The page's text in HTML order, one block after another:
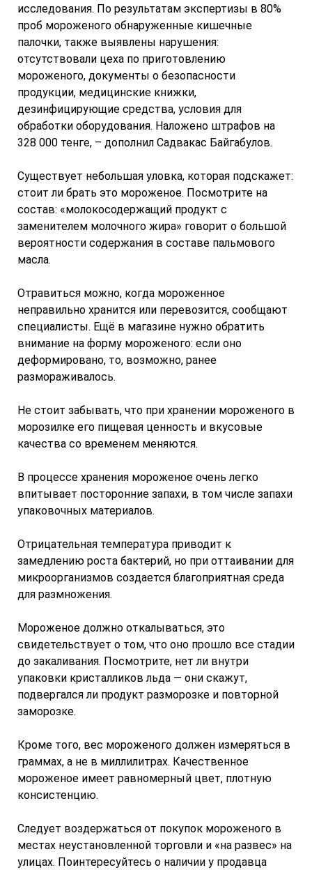
исследования. По результатам экспертизы в 80%
проб мороженого обнаруженные кишечные
палочки, также выявлены нарушения:
отсутствовали цеха по приготовлению
мороженого, документы о безопасности
продукции, медицинские книжки,
дезинфицирующие средства, условия для
обработки оборудования. Наложено штрафов на
328 000 тенге, – дополнил Садвакас Байгабулов.
Существует небольшая уловка, которая подскажет:
стоит ли брать это мороженое. Посмотрите на
состав: «молокосодержащий продукт с
заменителем молочного жира» говорит о большой
вероятности содержания в составе пальмового
масла.
Отравиться можно, когда мороженное
неправильно хранится или перевозится, сообщают
специалисты. Ещё в магазине нужно обратить
внимание на форму мороженого: если оно
деформировано, то, возможно, ранее
размораживалось.
Не стоит забывать, что при хранении мороженого в
морозилке его пищевая ценность и вкусовые
качества со временем меняются.
В процессе хранения мороженое очень легко
впитывает посторонние запахи, в том числе запахи
упаковочных материалов.
Отрицательная температура приводит к
замедлению роста бактерий, но при оттаивании для
микроорганизмов создается благоприятная среда
для размножения.
Мороженое должно откалываться, это
свидетельствует о том, что оно прошло все стадии
до закаливания. Посмотрите, нет ли внутри
упаковки кристалликов льда — они скажут,
подвергался ли продукт разморозке и повторной
заморозке.
Кроме того, вес мороженого должен измеряться в
граммах, а не в миллилитрах. Качественное
мороженое имеет равномерный цвет, плотную
консистенцию.
Следует воздержаться от покупок мороженого в
местах неустановленной торговли и «на развес» на
улицах. Поинтересуйтесь о наличии у продавца